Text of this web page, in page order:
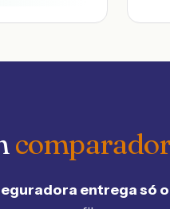
entrega só